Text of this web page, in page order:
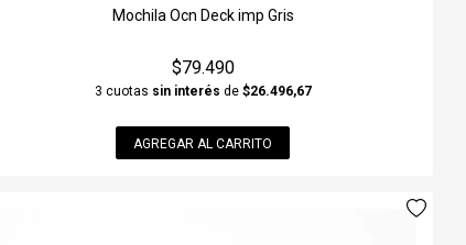
Mochila Ocn Deck imp Gris
$79.490
3 cuotas sin interés de $26.496,67
AGREGAR AL CARRITO